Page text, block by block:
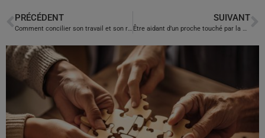
PRÉCÉDENT
Comment concilier son travail et son rôle d’aidant ?
SUIVANT
Être aidant d’un proche touché par la maladie de Parkinson